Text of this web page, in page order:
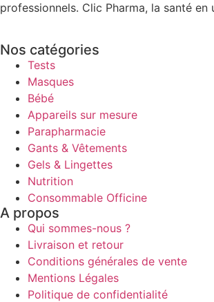
professionnels. Clic Pharma, la santé en
Nos catégories
Tests
Masques
Bébé
Appareils sur mesure
Parapharmacie
Gants & Vêtements
Gels & Lingettes
Nutrition
Consommable Officine
A propos
Qui sommes-nous ?
Livraison et retour
Conditions générales de vente
Mentions Légales
Politique de confidentialité